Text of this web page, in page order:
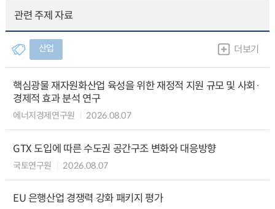
관련 주제 자료
산업 더보기
핵심광물 재자원화산업 육성을 위한 재정적 지원 규모 및 사회·
경제적 효과 분석 연구
에너지경제연구원 2026.08.07
GTX 도입에 따른 수도권 공간구조 변화와 대응방향
국토연구원 2026.08.07
EU 은행산업 경쟁력 강화 패키지 평가